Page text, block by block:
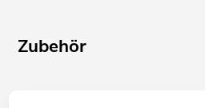
Zubehör